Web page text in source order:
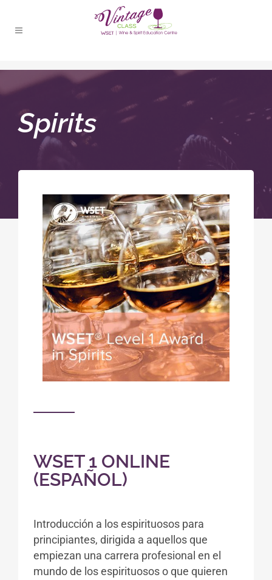
Spirits
WSET 1 ONLINE
(ESPAÑOL)
Introducción a los espirituosos para
principiantes, dirigida a aquellos que
empiezan una carrera profesional en el
mundo de los espirituosos o que quieren